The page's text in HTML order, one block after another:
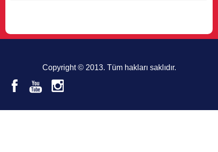
Copyright © 2013. Tüm hakları saklıdır.